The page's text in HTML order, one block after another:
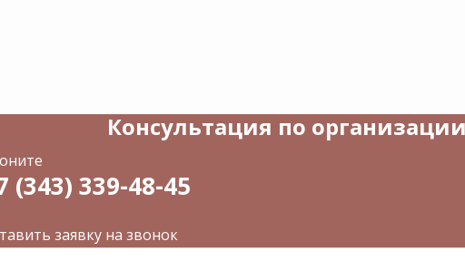
Консультация по
(343) 339-48-45
заявку на звонок